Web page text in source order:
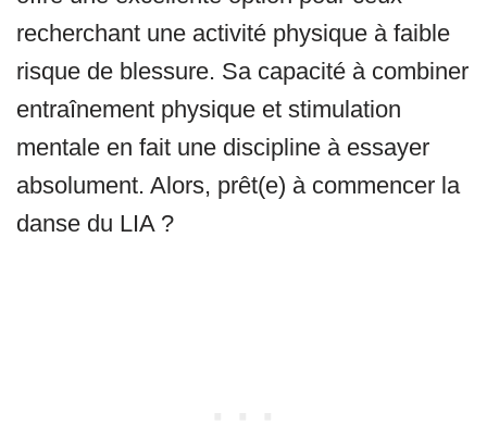
recherchant une activité physique à faible
risque de blessure. Sa capacité à combiner
entraînement physique et stimulation
mentale en fait une discipline à essayer
absolument. Alors, prêt(e) à commencer la
danse du LIA ?